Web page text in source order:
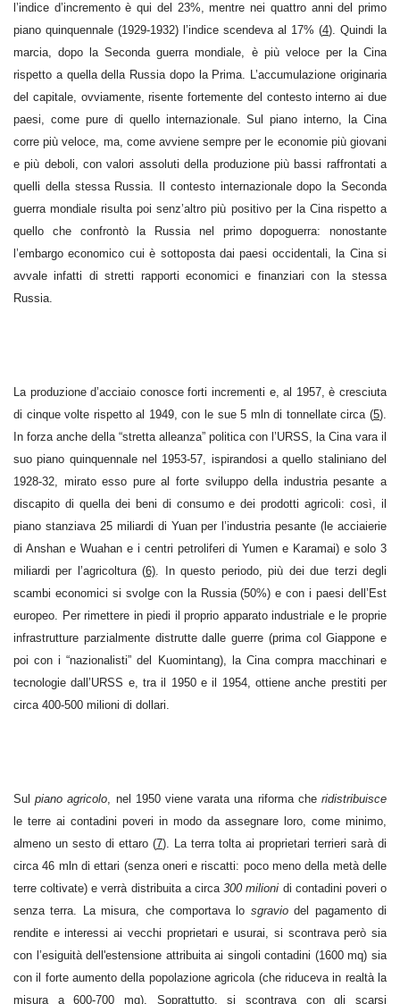
l’indice d’incremento è qui del 23%, mentre nei quattro anni del primo
piano quinquennale (1929-1932) l’indice scendeva al 17% (4). Quindi la
marcia, dopo la Seconda guerra mondiale, è più veloce per la Cina
rispetto a quella della Russia dopo la Prima. L’accumulazione originaria
del capitale, ovviamente, risente fortemente del contesto interno ai due
paesi, come pure di quello internazionale. Sul piano interno, la Cina
corre più veloce, ma, come avviene sempre per le economie più giovani
e più deboli, con valori assoluti della produzione più bassi raffrontati a
quelli della stessa Russia. Il contesto internazionale dopo la Seconda
guerra mondiale risulta poi senz’altro più positivo per la Cina rispetto a
quello che confrontò la Russia nel primo dopoguerra: nonostante
l’embargo economico cui è sottoposta dai paesi occidentali, la Cina si
avvale infatti di stretti rapporti economici e finanziari con la stessa
Russia.
La produzione d’acciaio conosce forti incrementi e, al 1957, è cresciuta
di cinque volte rispetto al 1949, con le sue 5 mln di tonnellate circa (5).
In forza anche della “stretta alleanza” politica con l’URSS, la Cina vara il
suo piano quinquennale nel 1953-57, ispirandosi a quello staliniano del
1928-32, mirato esso pure al forte sviluppo della industria pesante a
discapito di quella dei beni di consumo e dei prodotti agricoli: così, il
piano stanziava 25 miliardi di Yuan per l’industria pesante (le acciaierie
di Anshan e Wuahan e i centri petroliferi di Yumen e Karamai) e solo 3
miliardi per l’agricoltura (6). In questo periodo, più dei due terzi degli
scambi economici si svolge con la Russia (50%) e con i paesi dell’Est
europeo. Per rimettere in piedi il proprio apparato industriale e le proprie
infrastrutture parzialmente distrutte dalle guerre (prima col Giappone e
poi con i “nazionalisti” del Kuomintang), la Cina compra macchinari e
tecnologie dall’URSS e, tra il 1950 e il 1954, ottiene anche prestiti per
circa 400-500 milioni di dollari.
Sulpiano agricolo, nel 1950 viene varata una riforma cheridistribuisce
le terre ai contadini poveri in modo da assegnare loro, come minimo,
almeno un sesto di ettaro (7). La terra tolta ai proprietari terrieri sarà di
circa 46 mln di ettari (senza oneri e riscatti: poco meno della metà delle
terre coltivate) e verrà distribuita a circa300 milioni di contadini poveri o
senza terra. La misura, che comportava lo sgraviodel pagamento di
rendite e interessi ai vecchi proprietari e usurai, si scontrava però sia
con l’esiguità dell'estensione attribuita ai singoli contadini (1600 mq) sia
con il forte aumento della popolazione agricola (che riduceva in realtà la
misura a 600-700 mq). Soprattutto, si scontrava con gli scarsi